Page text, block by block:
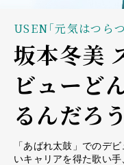
USEN「元気はつら
坂本冬美
ビュー――
るんだろ
「あばれ太鼓」でのデ
いキャリアを得た歌い手